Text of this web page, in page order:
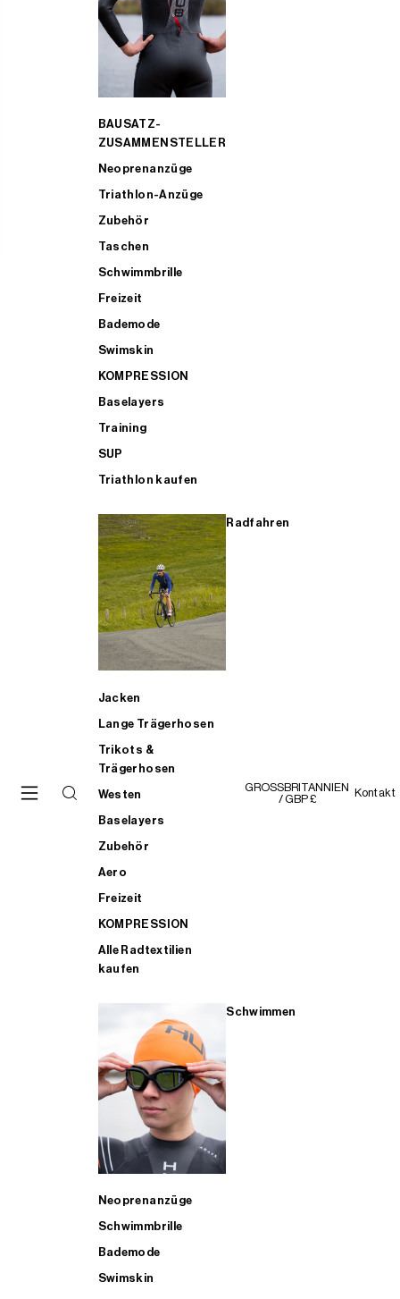
BAUSATZ-
ZUSAMMENSTELLER
Neoprenanzüge
Triathlon-Anzüge
Zubehör
Taschen
Schwimmbrille
Freizeit
Bademode
Swimskin
KOMPRESSION
Baselayers
Training
SUP
Triathlon kaufen
Radfahren
Jacken
Lange Trägerhosen
Trikots &
Trägerhosen
Westen
Baselayers
Zubehör
Aero
Freizeit
KOMPRESSION
Alle Radtextilien
kaufen
Schwimmen
Neoprenanzüge
Schwimmbrille
Bademode
Swimskin
GROSSBRITANNIEN
/ GBP £
Kontakt